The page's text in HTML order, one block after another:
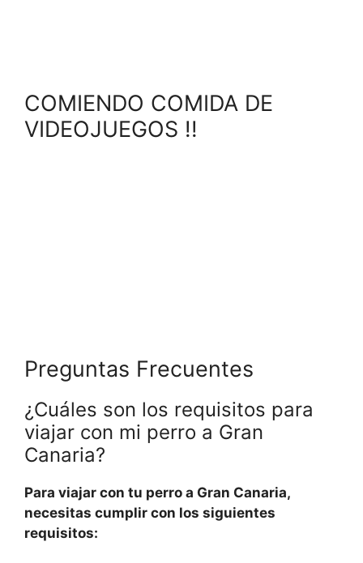
COMIENDO COMIDA DE
VIDEOJUEGOS !!
Preguntas Frecuentes
¿Cuáles son los requisitos para
viajar con mi perro a Gran
Canaria?
Para viajar con tu perro a Gran Canaria,
necesitas cumplir con los siguientes
requisitos: